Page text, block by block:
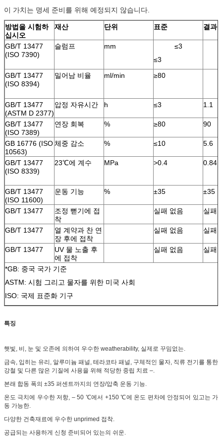
이 가치는 명세 준비를 위해 예정되지 않습니다.
방법을 시험하
십시오
재산 단위 표준 결과
GB/T 13477
(ISO 7390)
슬럼프 mm
≤3
≤3
GB/T 13477
(ISO 8394)
밀어남 비율 ml/min ≥80
GB/T 13477
(ASTM D 2377)
압정 자유시간 h ≤3 1.1
GB/T 13477
(ISO 7389)
연장 회복 % ≥80 90
GB 16776 (ISO
10563)
체중 감소 % ≤10 5.6
GB/T 13477
(ISO 8339)
23℃에 계수 MPa >0.4 0.84
GB/T 13477
(ISO 11600)
운동 기능 % ±35 ±35
GB/T 13477
조정 뻗기에 접
착
실패 없음 실패
GB/T 13477
열 계약과 찬 연
장 후에 접착
실패 없음 실패
GB/T 13477
UV 물 노출 후
에 접착
실패 없음 실패
*GB: 중국 국가 기준
ASTM: 시험 그리고 물자를 위한 미국 사회
ISO: 국제 표준화 기구
특징
햇빛, 비, 눈 및 오존에 의하여 우수한 weatherability, 실제로 꾸밈없는.
금속, 입히는 유리, 알루미늄 패널, 테라코타 패널, 구체적인 물자, 직류 전기를 통한
강철 및 다른 많은 기질에 사용을 위해 적당한 중립 치료 –.
본래 합동 폭의 ±35 퍼센트까지의 연장/압축 운동 기능.
온도 극치에 우수한 저항, – 50 ℃에서 +150 ℃에 온도 편차에 안정되어 있고는 가
동 가능한.
다양한 건축재료에 우수한 unprimed 접착.
공급되는 사용하게 신청 준비되어 있는의 쉬운.